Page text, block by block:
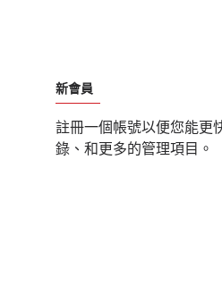
新會員
註冊一個帳號以便您能更
錄、和更多的管理項目。